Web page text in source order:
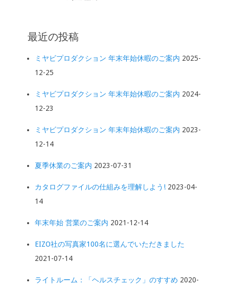
最近の投稿
ミヤビプロダクション 年末年始休暇のご案内 2025-
12-25
ミヤビプロダクション 年末年始休暇のご案内 2024-
12-23
ミヤビプロダクション 年末年始休暇のご案内 2023-
12-14
夏季休業のご案内 2023-07-31
カタログファイルの仕組みを理解しよう! 2023-04-
14
年末年始 営業のご案内 2021-12-14
EIZO社の写真家100名に選んでいただきました
2021-07-14
ライトルーム：「ヘルスチェック」のすすめ 2020-